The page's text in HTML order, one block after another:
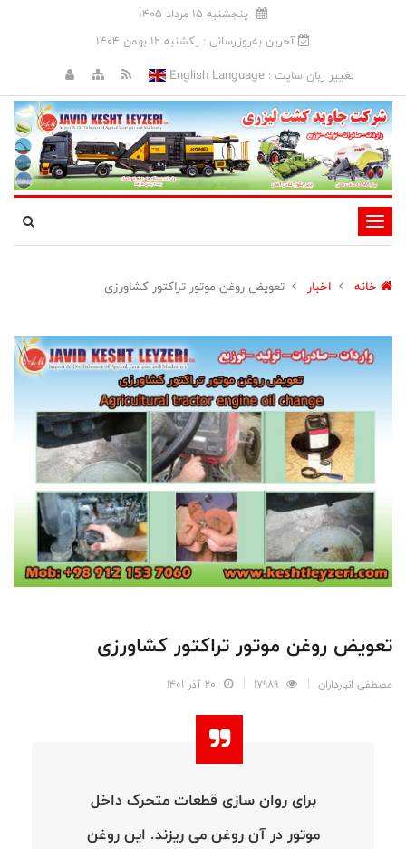
پنجشنبه 15 مرداد 1405
آخرین به‌روزرسانی : يکشنبه 12 بهمن 1404
تغییر زبان سایت :English Language
تغییر
وضعیت
ناوبری
خانه اخبار تعویض روغن موتور تراکتور کشاورزی
تعویض روغن موتور تراکتور کشاورزی
مصطفی انبارداران
برای روان سازی قطعات متحرک داخل
موتور در آن روغن می ریزند. این روغن